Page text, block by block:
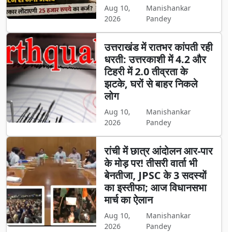
Aug 10,
2026
Manishankar
Pandey
उत्तराखंड में रातभर कांपती रही
धरती: उत्तरकाशी में 4.2 और
टिहरी में 2.0 तीव्रता के
झटके, घरों से बाहर निकले
लोग
Aug 10,
2026
Manishankar
Pandey
​रांची में छात्र आंदोलन आर-पार
के मोड़ पर! तीसरी वार्ता भी
बेनतीजा, JPSC के 3 सदस्यों
का इस्तीफा; आज विधानसभा
मार्च का ऐलान
Aug 10,
2026
Manishankar
Pandey